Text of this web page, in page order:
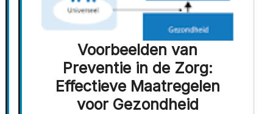
Voorbeelden van
Preventie in de Zorg:
Effectieve Maatregelen
voor Gezondheid